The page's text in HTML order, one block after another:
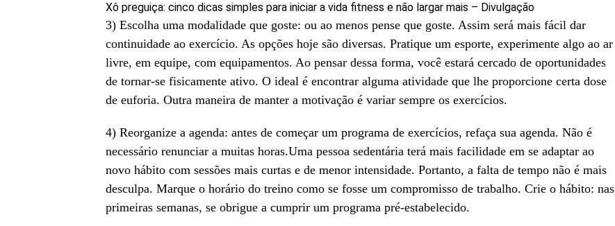
Xô preguiça: cinco dicas simples para iniciar a vida fitness e não largar mais – Divulgação
3) Escolha uma modalidade que goste: ou ao menos pense que goste. Assim será mais fácil dar
continuidade ao exercício. As opções hoje são diversas. Pratique um esporte, experimente algo ao ar
livre, em equipe, com equipamentos. Ao pensar dessa forma, você estará cercado de oportunidades
de tornar-se fisicamente ativo. O ideal é encontrar alguma atividade que lhe proporcione certa dose
de euforia. Outra maneira de manter a motivação é variar sempre os exercícios.
4) Reorganize a agenda: antes de começar um programa de exercícios, refaça sua agenda. Não é
necessário renunciar a muitas horas.Uma pessoa sedentária terá mais facilidade em se adaptar ao
novo hábito com sessões mais curtas e de menor intensidade. Portanto, a falta de tempo não é mais
desculpa. Marque o horário do treino como se fosse um compromisso de trabalho. Crie o hábito: nas
primeiras semanas, se obrigue a cumprir um programa pré-estabelecido.